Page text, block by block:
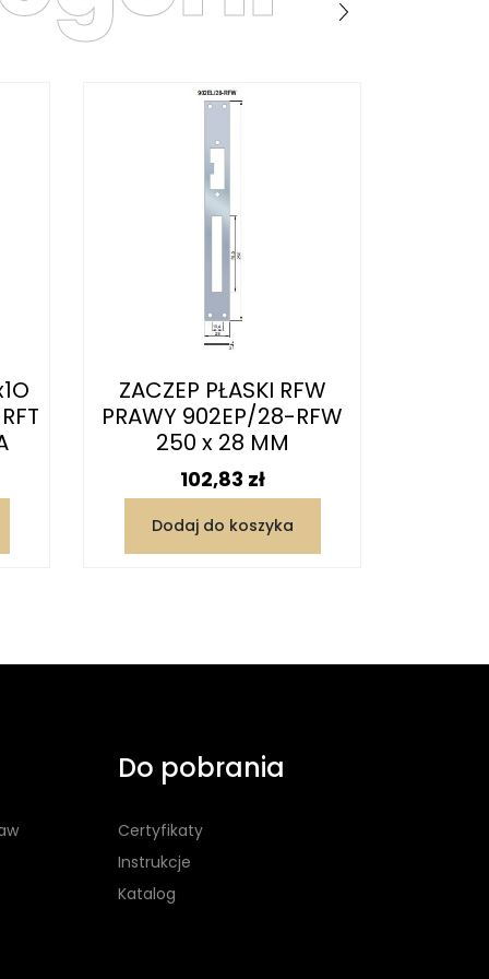
ZACZEP PŁASKI RFW
PRAWY 902EP/28-RFW
250 x 28 MM
Cena
102,83 zł
Dodaj do koszyka
Do pobrania
Certyfikaty
Instrukcje
Katalog